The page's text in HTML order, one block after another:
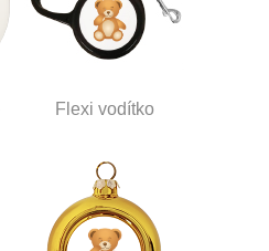
Flexi vodítko